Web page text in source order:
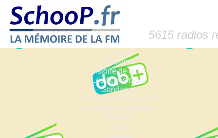
5615 radios
Accueil
Dossiers
Histoire de la FM
Les fiches radio
Sondages
Anciennes fréquences
Fréquences actuelles
Lexique
Liens
Contact